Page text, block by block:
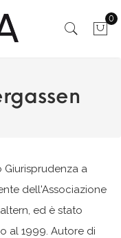
0
Giurisprudenza a
dell'Associazione
ed è stato
al 1999. Autore di